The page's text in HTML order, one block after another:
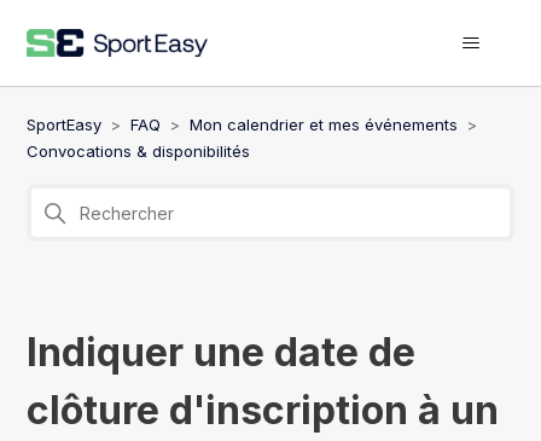
SportEasy FAQ
Mon calendrier et mes événements
Convocations & disponibilités
Indiquer une date de
clôture d'inscription à un